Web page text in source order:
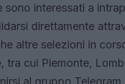
sono interessati a
direttamente
altre selezioni in
tra cui Piemonte,
al gruppo